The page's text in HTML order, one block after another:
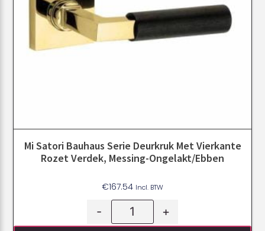
Mi Satori Bauhaus Serie Deurkruk Met Vierkante
Rozet Verdek, Messing-Ongelakt/ebben
€167.54 Incl. BTW
- +